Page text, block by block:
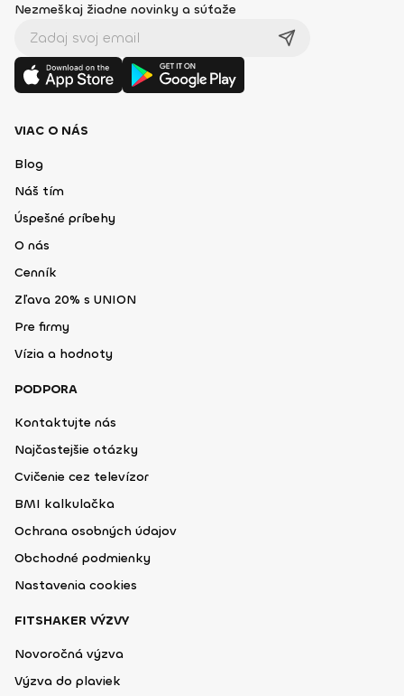
Nezmeškaj žiadne novinky a súťaže
VIAC O NÁS
Blog
Náš tím
Úspešné príbehy
O nás
Cenník
Zľava 20% s UNION
Pre firmy
Vízia a hodnoty
PODPORA
Kontaktujte nás
Najčastejšie otázky
Cvičenie cez televízor
BMI kalkulačka
Ochrana osobných údajov
Obchodné podmienky
Nastavenia cookies
FITSHAKER VÝZVY
Novoročná výzva
Výzva do plaviek